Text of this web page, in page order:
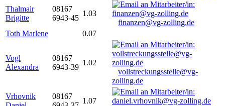
Thalmair
Brigitte
08167
6943-45
1.03
finanzen@vg-zolling.de
Toth Marlene
0.07
Vogl
Alexandra
08167
6943-39
1.02
vollstreckungsstelle@vg-
zolling.de
Vrhovnik
08167
1.07